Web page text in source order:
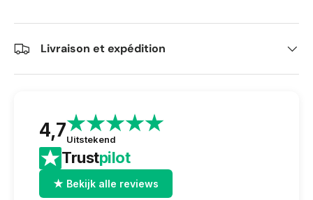
Livraison et expédition
4,7Uitstekend
Trustpilot
★ Bekijk alle reviews